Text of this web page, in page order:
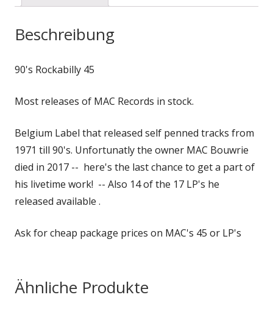
Beschreibung
90's Rockabilly 45
Most releases of MAC Records in stock.
Belgium Label that released self penned tracks from
1971 till 90's. Unfortunatly the owner MAC Bouwrie
died in 2017 -- here's the last chance to get a part of
his livetime work! -- Also 14 of the 17 LP's he
released available .
Ask for cheap package prices on MAC's 45 or LP's
Ähnliche Produkte